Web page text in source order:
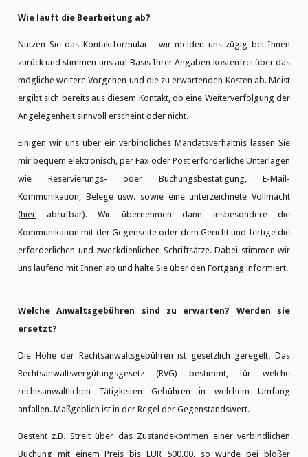
Wie läuft die Bearbeitung ab?
Nutzen Sie das Kontaktformular - wir melden uns zügig bei Ihnen
zurück und stimmen uns auf Basis Ihrer Angaben kostenfrei über das
mögliche weitere Vorgehen und die zu erwartenden Kosten ab. Meist
ergibt sich bereits aus diesem Kontakt, ob eine Weiterverfolgung der
Angelegenheit sinnvoll erscheint oder nicht.
Einigen wir uns über ein verbindliches Mandatsverhältnis lassen Sie
mir bequem elektronisch, per Fax oder Post erforderliche Unterlagen
wie Reservierungs- oder Buchungsbestätigung, E-Mail-
Kommunikation, Belege usw. sowie eine unterzeichnete Vollmacht
(hier abrufbar). Wir übernehmen dann insbesondere die
Kommunikation mit der Gegenseite oder dem Gericht und fertige die
erforderlichen und zweckdienlichen Schriftsätze. Dabei stimmen wir
uns laufend mit Ihnen ab und halte Sie über den Fortgang informiert.
Welche Anwaltsgebühren sind zu erwarten? Werden sie
ersetzt?
Die Höhe der Rechtsanwaltsgebühren ist gesetzlich geregelt. Das
Rechtsanwaltsvergütungsgesetz (RVG) bestimmt, für welche
rechtsanwaltlichen Tätigkeiten Gebühren in welchem Umfang
anfallen. Maßgeblich ist in der Regel der Gegenstandswert.
Besteht z.B. Streit über das Zustandekommen einer verbindlichen
Buchung mit einem Preis bis EUR 500,00, so würde bei bloßer